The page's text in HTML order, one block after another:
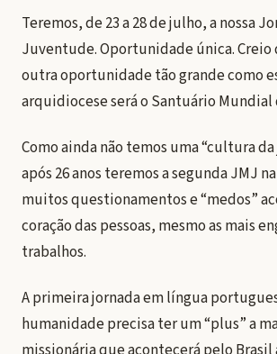
Teremos, de 23 a 28 de julho, a nossa
Juventude. Oportunidade única. Creio
outra oportunidade tão grande como
arquidiocese será o Santuário
Como ainda não temos uma “cultura
após 26 anos teremos a segunda JMJ
muitos questionamentos e “medos”
coração das pessoas, mesmo as mais
trabalhos.
A primeira jornada em língua
humanidade precisa ter um “plus” a